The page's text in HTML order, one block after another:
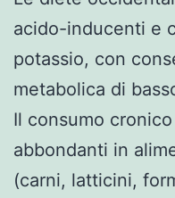
acido-inducenti e
potassio, con
metabolica di
Il consumo
abbondanti in
(carni, latticini,